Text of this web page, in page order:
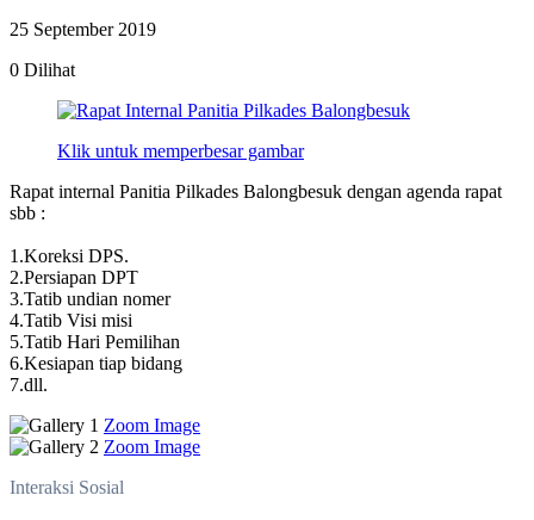
25 September 2019
0 Dilihat
Klik untuk memperbesar gambar
Rapat internal Panitia Pilkades Balongbesuk dengan agenda rapat
sbb :
1.Koreksi DPS.
2.Persiapan DPT
3.Tatib undian nomer
4.Tatib Visi misi
5.Tatib Hari Pemilihan
6.Kesiapan tiap bidang
7.dll.
Zoom Image
Zoom Image
Interaksi Sosial